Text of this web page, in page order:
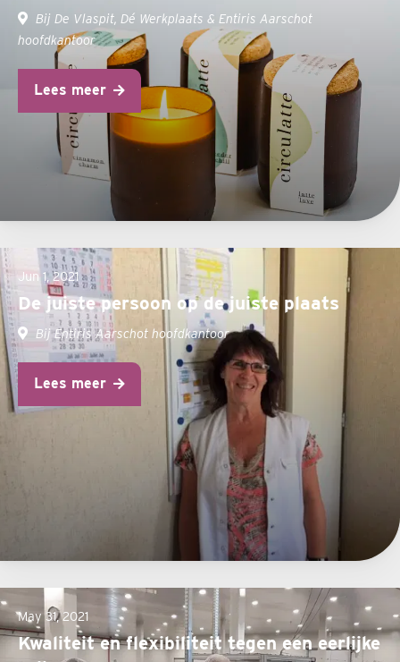
Bij De Vlaspit, Dé Werkplaats & Entiris Aarschot
hoofdkantoor
Lees meer
Jun 1, 2021
De juiste persoon op de juiste plaats
Bij Entiris Aarschot hoofdkantoor
Lees meer
May 31, 2021
Kwaliteit en flexibiliteit tegen een eerlijke